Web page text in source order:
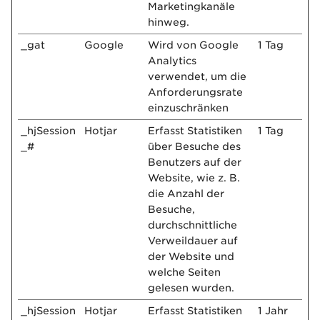
Marketingkanäle
hinweg.
_gat Google
Wird von Google
Analytics
verwendet, um die
Anforderungsrate
einzuschränken
1 Tag
_hjSession
_#
Hotjar
Erfasst Statistiken
über Besuche des
Benutzers auf der
Website, wie z. B.
die Anzahl der
Besuche,
durchschnittliche
Verweildauer auf
der Website und
welche Seiten
gelesen wurden.
1 Tag
_hjSession
Hotjar
Erfasst Statistiken
1 Jahr